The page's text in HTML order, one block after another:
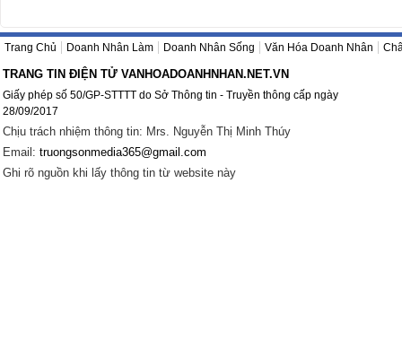
Trang Chủ Doanh Nhân Làm Doanh Nhân Sống Văn Hóa Doanh Nhân
TRANG TIN ĐIỆN TỬ VANHOADOANHNHAN.NET.VN
Giấy phép số 50/GP-STTTT do Sở Thông tin - Truyền thông cấp ngày
28/09/2017
Chịu trách nhiệm thông tin: Mrs. Nguyễn Thị Minh Thúy
Email: truongsonmedia365@gmail.com
Ghi rõ nguồn khi lấy thông tin từ website này